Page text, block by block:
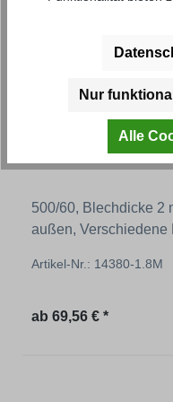
Grundbordwand FS
500/60, Blechdicke 2
außen, Verschiedene
Artikel-Nr.: 14380-1.8M
Regulärer Preis:
ab 69,56 € *
Nur
Alle